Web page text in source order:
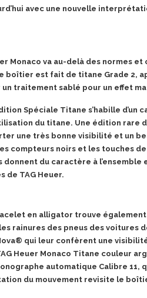
avec une nouvelle
Monaco va au-delà des normes
boîtier est fait de titane Grade 2,
traitement sablé pour un effet
Spéciale Titane s’habille
du titane. Une édition rare
une très bonne visibilité et un
compteurs noirs et les touches
donnent du caractère à
de TAG Heuer.
en alligator trouve
rainures des pneus des voitures
qui leur confèrent une
Heuer Monaco Titane couleur
automatique Calibre 11,
du mouvement revisite le